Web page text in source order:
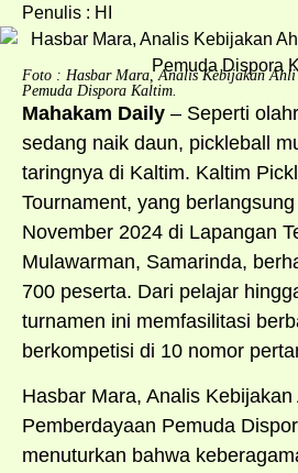
Penulis : HI
Foto : Hasbar Mara, Analis Kebijakan Ahli
Pemuda Dispora Kaltim.
Mahakam Daily – Seperti
sedang naik daun, pickleball
taringnya di Kaltim. Kaltim
Tournament, yang
November 2024 di Lapangan
Mulawarman, Samarinda,
700 peserta. Dari pelajar
turnamen ini memfasilitasi
berkompetisi di 10 nomor
Hasbar Mara, Analis Kebijakan
Pemberdayaan Pemuda
menuturkan bahwa